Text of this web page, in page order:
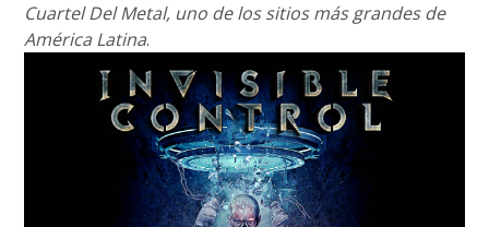
Cuartel Del Metal, uno de los sitios más grandes de
América Latina.